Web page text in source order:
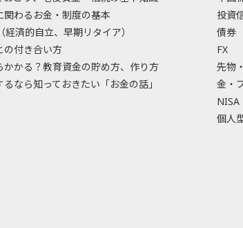
関わるお金・制度の基本
経済的自立、早期リタイア）
の付き合い方
かかる？教育資金の貯め方、作り方
るなら知っておきたい「お金の話」
投資
債券
FX
先物
金・
NISA
個人